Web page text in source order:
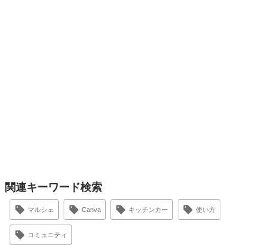
関連キーワード検索
マルシェ Canva キッチンカー 使い方
コミュニティ